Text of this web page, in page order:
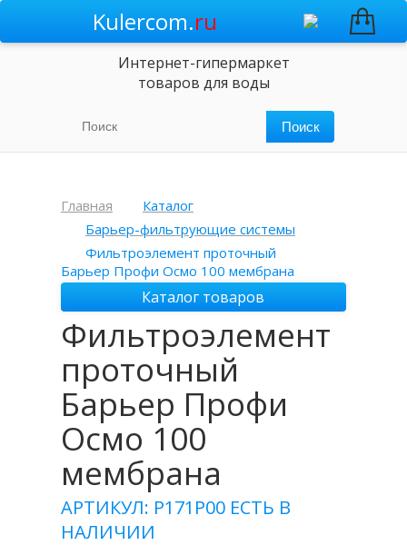
Kulercom.ru
Интернет-гипермаркет
товаров для воды
Главная
Каталог
Барьер-фильтрующие системы
Фильтроэлемент проточный
Барьер Профи Осмо 100 мембрана
Каталог товаров
Фильтроэлемент
проточный
Барьер Профи
Осмо 100
мембрана
АРТИКУЛ: Р171Р00 ЕСТЬ В
НАЛИЧИИ